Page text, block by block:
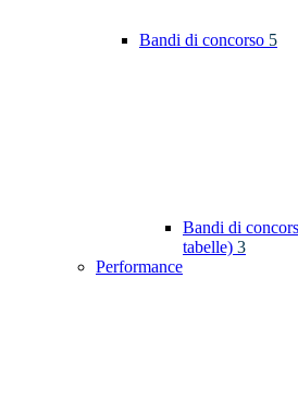
Bandi di concorso 5
Bandi di
tabelle) 3
Performance